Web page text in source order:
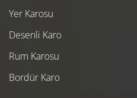
Yer Karosu
Desenli Karo
Rum Karosu
Bordür Karo